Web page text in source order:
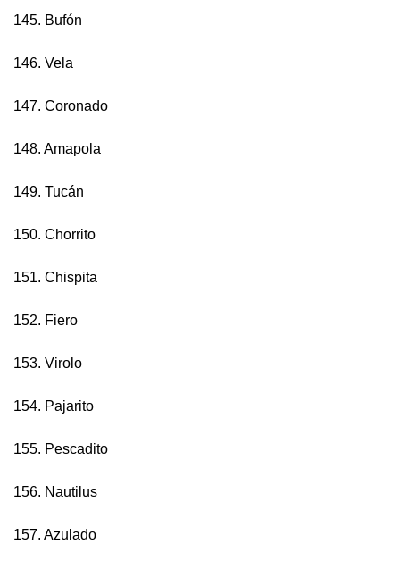
145. Bufón
146. Vela
147. Coronado
148. Amapola
149. Tucán
150. Chorrito
151. Chispita
152. Fiero
153. Virolo
154. Pajarito
155. Pescadito
156. Nautilus
157. Azulado